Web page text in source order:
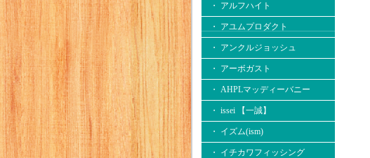
・ アルフハイト
・ アユムプロダクト
・ アンクルジョッシュ
・ アーボガスト
・ AHPLマッディーバニー
・ issei 【一誠】
・ イズム(ism)
・ イチカワフィッシング